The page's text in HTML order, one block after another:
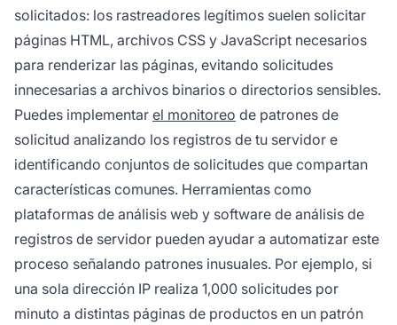
solicitados: los rastreadores legítimos suelen solicitar
páginas HTML, archivos CSS y JavaScript necesarios
para renderizar las páginas, evitando solicitudes
innecesarias a archivos binarios o directorios sensibles.
Puedes implementar el monitoreo de patrones de
solicitud analizando los registros de tu servidor e
identificando conjuntos de solicitudes que compartan
características comunes. Herramientas como
plataformas de análisis web y software de análisis de
registros de servidor pueden ayudar a automatizar este
proceso señalando patrones inusuales. Por ejemplo, si
una sola dirección IP realiza 1,000 solicitudes por
minuto a distintas páginas de productos en un patrón